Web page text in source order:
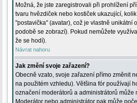
Možná, že jste zaregistrovali při prohlížení
tvaru hvězdiček nebo kostiček ukazující,
"postavička" (avatar), což je vlastně unikátní
podobě se zobrazí). Pokud nemůžete
že se hodí).
Návrat nahoru
Jak změní svoje zařazení?
Obecně vzato, svoje zařazení přímo změnit
na použitém vzhledu). Většina fór používají
označení moderátorů a administrátorů
Moderátor nebo administrátor pak může